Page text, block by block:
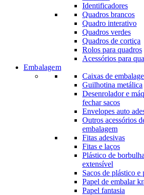
Identificadores
Quadros brancos
Quadro interativo
Quadros verdes
Quadros de cortiça
Rolos para quadros
Acessórios para
Embalagem
Caixas de
Guilhotina metálica
Desenrolador e
fechar sacos
Envelopes auto
Outros acessórios
embalagem
Fitas adesivas
Fitas e laços
Plástico de
extensível
Sacos de plástico e
Papel de embalar
Papel fantasia